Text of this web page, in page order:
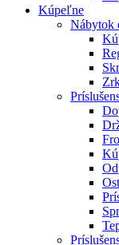
Kúpeľne
Nábytok